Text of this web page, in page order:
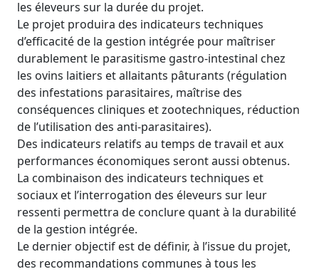
les éleveurs sur la durée du projet.
Le projet produira des indicateurs techniques
d’efficacité de la gestion intégrée pour maîtriser
durablement le parasitisme gastro-intestinal chez
les ovins laitiers et allaitants pâturants (régulation
des infestations parasitaires, maîtrise des
conséquences cliniques et zootechniques, réduction
de l’utilisation des anti-parasitaires).
Des indicateurs relatifs au temps de travail et aux
performances économiques seront aussi obtenus.
La combinaison des indicateurs techniques et
sociaux et l’interrogation des éleveurs sur leur
ressenti permettra de conclure quant à la durabilité
de la gestion intégrée.
Le dernier objectif est de définir, à l’issue du projet,
des recommandations communes à tous les